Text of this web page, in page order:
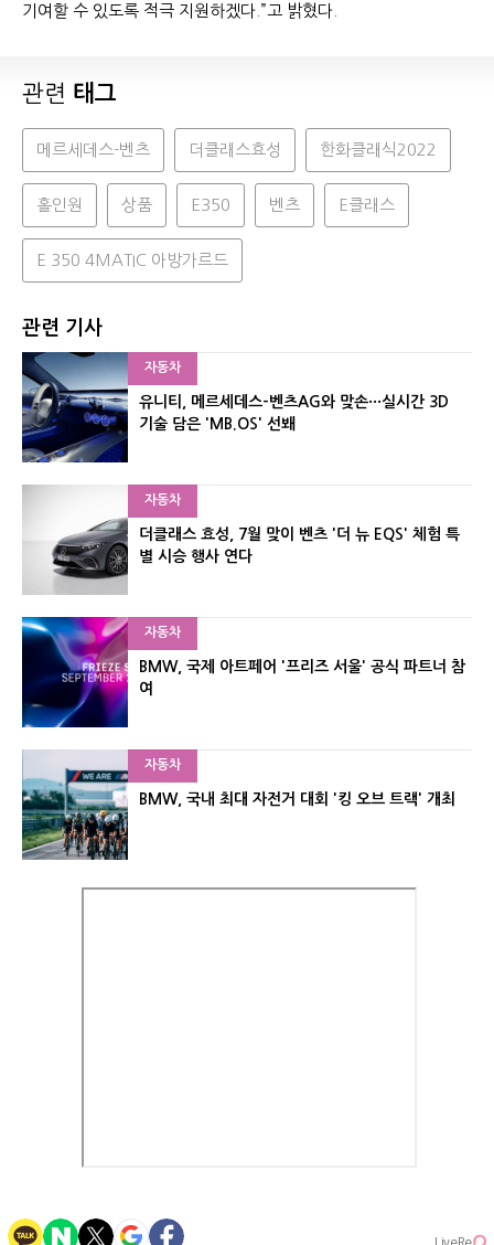
기여할 수 있도록 적극 지원하겠다.”고 밝혔다.
관련 태그
메르세데스-벤츠 더클래스효성 한화클래식2022
홀인원 상품 E350 벤츠 E클래스
E 350 4MATIC 아방가르드
관련 기사
자동차
유니티, 메르세데스-벤츠AG와 맞손···실시간 3D
기술 담은 'MB.OS' 선봬
자동차
더클래스 효성, 7월 맞이 벤츠 '더 뉴 EQS' 체험 특
별 시승 행사 연다
자동차
BMW, 국제 아트페어 '프리즈 서울' 공식 파트너 참
여
자동차
BMW, 국내 최대 자전거 대회 '킹 오브 트랙' 개최